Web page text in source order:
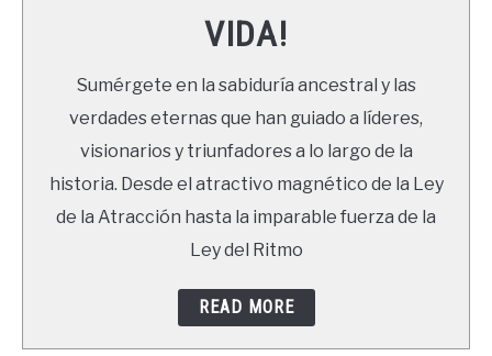
NEWSLETTER
VIDA!
Sumérgete en la sabiduría ancestral y las
verdades eternas que han guiado a líderes,
visionarios y triunfadores a lo largo de la
historia. Desde el atractivo magnético de la Ley
de la Atracción hasta la imparable fuerza de la
Ley del Ritmo
READ MORE